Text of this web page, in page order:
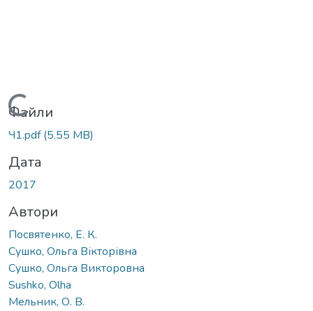
Вантажиться...
Файли
Ч1.pdf(5.55 MB)
Дата
2017
Автори
Посвятенко, Е. К.
Сушко, Ольга Вікторівна
Сушко, Ольга Викторовна
Sushko, Olha
Мельник, О. В.